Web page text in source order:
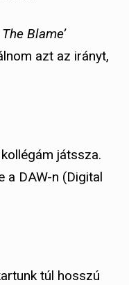
Blame’
azt az irányt,
játssza.
DAW-n (Digital
túl hosszú